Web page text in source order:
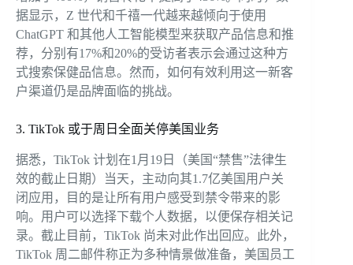
据显示， Z 世代和千禧一代越来越倾向于使用
ChatGPT 和其他人工智能模型来获取产品信息和推
荐，分别有17%和20%的受访者表示会通过这种方
式搜索保健品信息。然而，如何有效利用这一新客
户渠道仍是品牌面临的挑战。
3. TikTok 或于周日全面关停美国业务
据悉，TikTok 计划在1月19日（美国“禁售”法律生
效的截止日期）当天，主动向其1.7亿美国用户关
闭应用，目的是让所有用户感受到禁令带来的影
响。用户可以选择下载个人数据，以便保存相关记
录。截止目前，TikTok 尚未对此作出回应。此外，
TikTok 周二邮件称正为多种情景做准备，美国员工